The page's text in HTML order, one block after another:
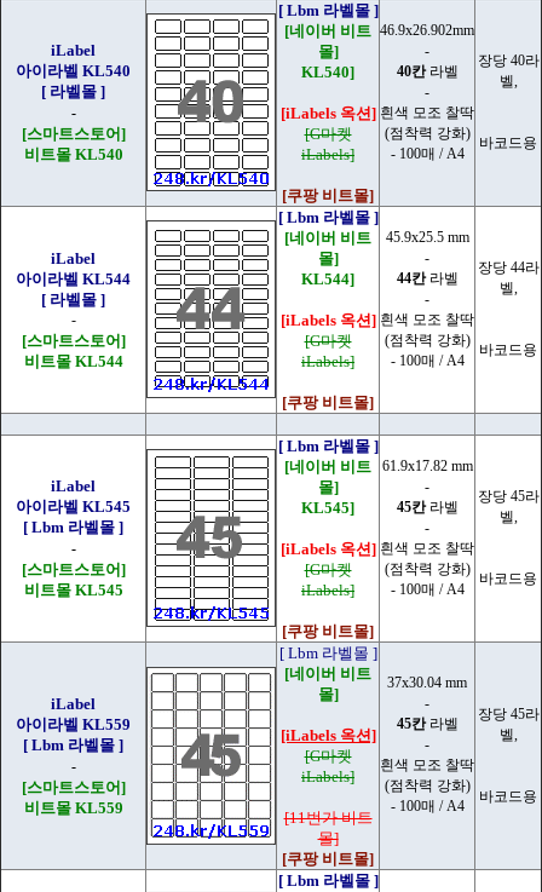
iLabel
아이라벨 KL540
[ 라벨몰 ]
-
[스마트스토어]
비트몰 KL540
[ Lbm 라벨몰 ]
[네이버 비트
몰]
KL540]
[iLabels 옥션]
[G마켓
iLabels]
[쿠팡 비트몰]
46.9x26.902mm
-
40칸라벨
-
흰색 모조 찰딱
(점착력 강화)
- 100매 / A4
장당 40라
벨,
바코드용
iLabel
아이라벨 KL544
[ 라벨몰 ]
-
[스마트스토어]
비트몰 KL544
[ Lbm 라벨몰 ]
[네이버 비트
몰]
KL544]
[iLabels 옥션]
[G마켓
iLabels]
[쿠팡 비트몰]
45.9x25.5 mm
-
44칸라벨
-
흰색 모조 찰딱
(점착력 강화)
- 100매 / A4
장당 44라
벨,
바코드용
iLabel
아이라벨 KL545
[ Lbm 라벨몰 ]
-
[스마트스토어]
비트몰 KL545
[ Lbm 라벨몰 ]
[네이버 비트
몰]
KL545]
[iLabels 옥션]
[G마켓
iLabels]
[쿠팡 비트몰]
61.9x17.82 mm
-
45칸라벨
-
흰색 모조 찰딱
(점착력 강화)
- 100매 / A4
장당 45라
벨,
바코드용
iLabel
아이라벨 KL559
[ Lbm 라벨몰 ]
-
[스마트스토어]
비트몰 KL559
[ Lbm 라벨몰 ]
[네이버 비트
몰]
[iLabels 옥션]
[G마켓
iLabels]
[11번가 비트
몰]
[쿠팡 비트몰]
37x30.04 mm
-
45칸라벨
-
흰색 모조 찰딱
(점착력 강화)
- 100매 / A4
장당 45라
벨,
바코드용
[ Lbm 라벨몰 ]